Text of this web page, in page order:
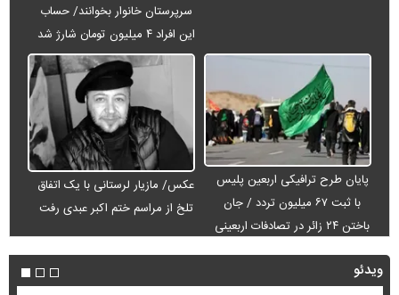
سرپرستان خانوار بخوانند/ حساب
این افراد ۴ میلیون تومان شارژ شد
پایان طرح ترافیکی اربعین پلیس
با ثبت ۶۷ میلیون تردد / جان
باختن ۲۴ زائر در تصادفات اربعینی
عکس/ مازیار لرستانی با یک اتفاق
تلخ از مراسم ختم اکبر عبدی رفت
ویدئو